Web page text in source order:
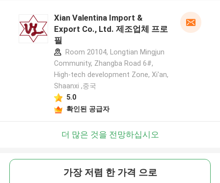
Xian Valentina Import &
Export Co., Ltd. 제조업체 프로
필
Room 20104, Longtian Mingjun
Community, Zhangba Road 6#,
High-tech development Zone, Xi'an,
Shaanxi ,중국
5.0
확인된 공급자
더 많은 것을 전망하십시오
가장 저렴 한 가격 으로